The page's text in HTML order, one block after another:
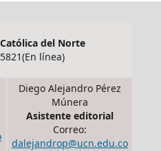
del Norte
línea)
Diego Alejandro Pérez
Múnera
Asistente editorial
Correo:
dalejandrop@ucn.edu.co